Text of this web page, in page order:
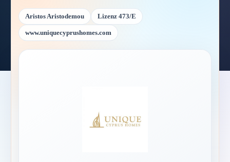
Aristos Aristodemou Lizenz 473/E
www.uniquecyprushomes.com